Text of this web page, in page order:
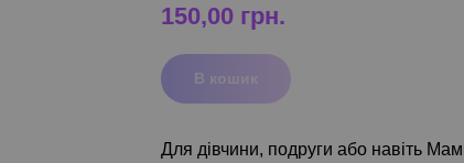
150,00 грн.
В кошик
Для дівчини, подруги або навіть